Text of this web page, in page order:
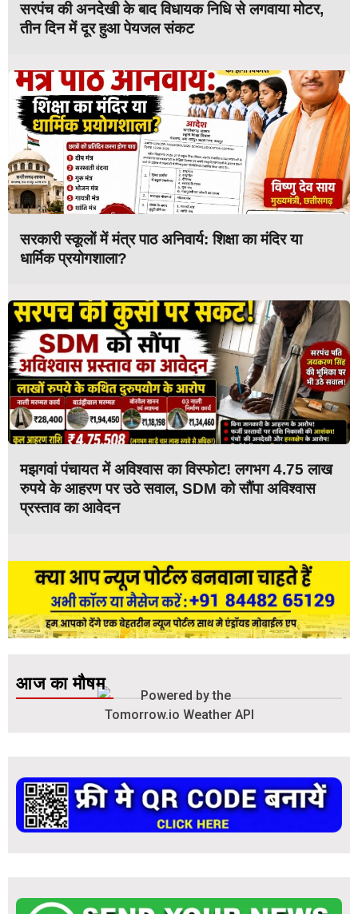
सरपंच की अनदेखी के बाद विधायक निधि से लगवाया मोटर,
तीन दिन में दूर हुआ पेयजल संकट
सरकारी स्कूलों में मंत्र पाठ अनिवार्य: शिक्षा का मंदिर या
धार्मिक प्रयोगशाला?
मझगवां पंचायत में अविश्वास का विस्फोट! लगभग 4.75 लाख
रुपये के आहरण पर उठे सवाल, SDM को सौंपा अविश्वास
प्रस्ताव का आवेदन
आज का मौषम